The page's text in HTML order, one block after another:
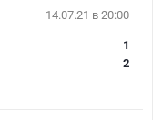
14.07.21 в 20:00
1
2